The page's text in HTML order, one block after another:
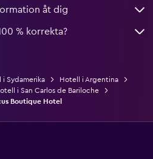
åt dig
% korrekta?
i Sydamerika
Hotell i Argentina
i San Carlos de Bariloche
Boutique Hotel